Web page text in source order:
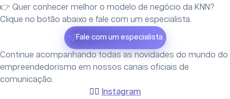
👉 Quer conhecer melhor o modelo de negócio da KNN?
Clique no botão abaixo e fale com um especialista.
Fale com um especialista
Continue acompanhando todas as novidades do mundo do
empreendedorismo em nossos canais oficiais de
comunicação.
👉🏻 Instagram